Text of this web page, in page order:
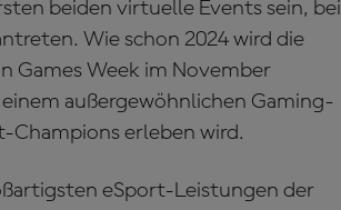
beiden virtuelle Events sein, bei
Wie schon 2024 wird die
Games Week im November
außergewöhnlichen Gaming-
Champions erleben wird.
eSport-Leistungen der